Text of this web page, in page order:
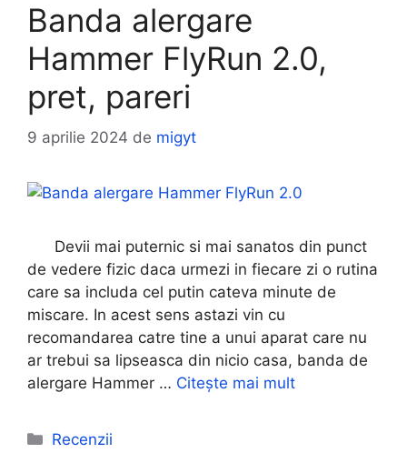
Banda alergare
Hammer FlyRun 2.0,
pret, pareri
9 aprilie 2024 de migyt
Devii mai puternic si mai sanatos din punct
de vedere fizic daca urmezi in fiecare zi o rutina
care sa includa cel putin cateva minute de
miscare. In acest sens astazi vin cu
recomandarea catre tine a unui aparat care nu
ar trebui sa lipseasca din nicio casa, banda de
alergare Hammer … Citește mai mult
Categorii
Recenzii